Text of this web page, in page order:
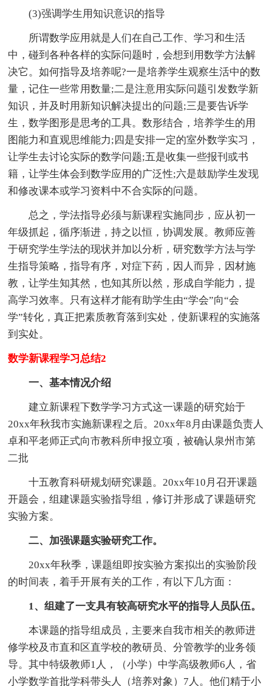
(3)强调学生用知识意识的指导
所谓数学应用就是人们在自己工作、学习和生活
中，碰到各种各样的实际问题时，会想到用数学方法解
决它。如何指导及培养呢?一是培养学生观察生活中的数
量，记住一些常用数量;二是注意用实际问题引发数学新
知识，并及时用新知识解决提出的问题;三是要告诉学
生，数学图形是思考的工具。数形结合，培养学生的用
图能力和直观思维能力;四是安排一定的室外数学实习，
让学生去讨论实际的数学问题;五是收集一些报刊或书
籍，让学生体会到数学应用的广泛性;六是鼓励学生发现
和修改课本或学习资料中不合实际的问题。
总之，学法指导必须与新课程实施同步，应从初一
年级抓起，循序渐进，持之以恒，协调发展。教师应善
于研究学生学法的现状并加以分析，研究数学方法与学
生指导策略，指导有序，对症下药，因人而异，因材施
教，让学生知其然，也知其所以然，形成自学能力，提
高学习效率。只有这样才能有助学生由“学会”向“会
学”转化，真正把素质教育落到实处，使新课程的实施落
到实处。
数学新课程学习总结2
一、基本情况介绍
建立新课程下数学学习方式这一课题的研究始于
20xx年秋我市实施新课程之后。20xx年8月由课题负责人
卓和平老师正式向市教科所申报立项，被确认泉州市第
二批
十五教育科研规划研究课题。20xx年10月召开课题
开题会，组建课题实验指导组，修订并形成了课题研究
实验方案。
二、加强课题实验研究工作。
20xx年秋季，课题组即按实验方案拟出的实验阶段
的时间表，着手开展有关的工作，有以下几方面：
1、组建了一支具有较高研究水平的指导人员队伍。
本课题的指导组成员，主要来自我市相关的教师进
修学校及市直和区直学校的教研员、分管教学的业务领
导。其中特级教师1人，（小学）中学高级教师6人，省
小学数学首批学科带头人（培养对象）7人。他们精于小